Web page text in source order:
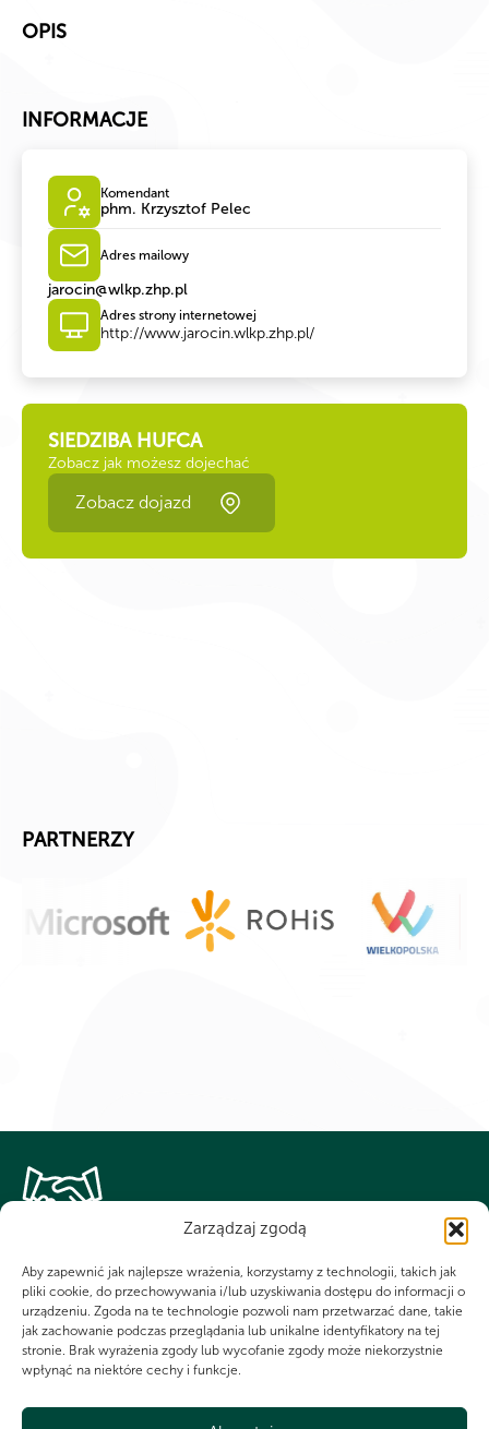
Zarządzaj zgodą
Aby zapewnić jak najlepsze wrażenia, korzystamy z technologii, takich jak
pliki cookie, do przechowywania i/lub uzyskiwania dostępu do informacji o
urządzeniu. Zgoda na te technologie pozwoli nam przetwarzać dane, takie
jak zachowanie podczas przeglądania lub unikalne identyfikatory na tej
stronie. Brak wyrażenia zgody lub wycofanie zgody może niekorzystnie
wpłynąć na niektóre cechy i funkcje.
OPIS
INFORMACJE
Komendant
phm. Krzysztof Pelec
Adres mailowy
jarocin@wlkp.zhp.pl
Adres strony internetowej
http://www.jarocin.wlkp.zhp.pl/
SIEDZIBA HUFCA
Zobacz jak możesz dojechać
Zobacz dojazd
PARTNERZY
WSPÓLNIE DLA HARCERSKIEJ MISJI
Twoje wsparcie, nasza
siła!
dla Chorągwi Wielkopolskiej ZHP